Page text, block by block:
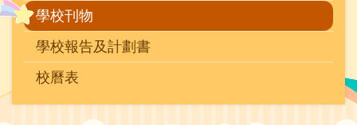
學校刊物
學校報告及計劃書
校曆表